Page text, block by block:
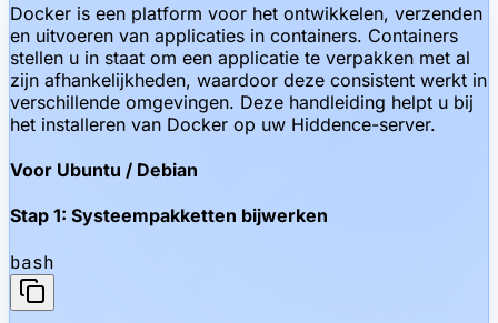
Docker is een platform voor het ontwikkelen, verzenden
en uitvoeren van applicaties in containers. Containers
stellen u in staat om een applicatie te verpakken met al
zijn afhankelijkheden, waardoor deze consistent werkt in
verschillende omgevingen. Deze handleiding helpt u bij
het installeren van Docker op uw Hiddence-server.
Voor Ubuntu / Debian
Stap 1: Systeempakketten bijwerken
bash